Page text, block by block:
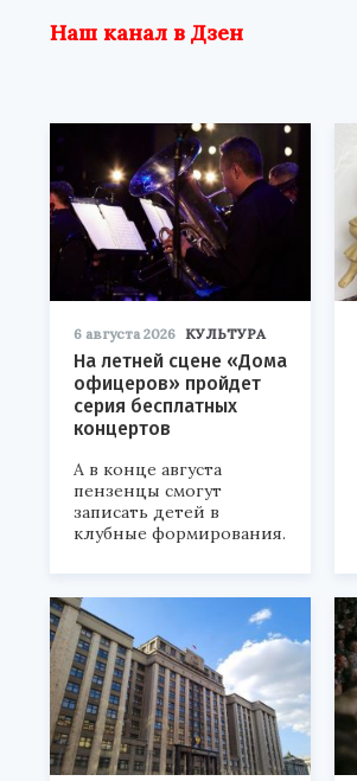
Наш канал в Дзен
6 августа 2026 КУЛЬТУРА
На летней сцене «Дома
офицеров» пройдет
серия бесплатных
концертов
А в конце августа
пензенцы смогут
записать детей в
клубные формирования.